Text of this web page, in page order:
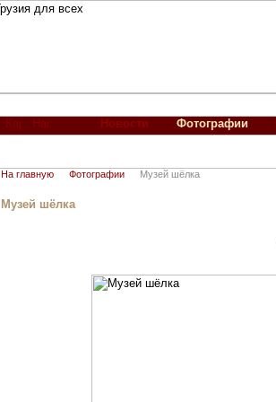
Новости Фотографии
На главную Фотографии Музей шёлка
Музей шёлка